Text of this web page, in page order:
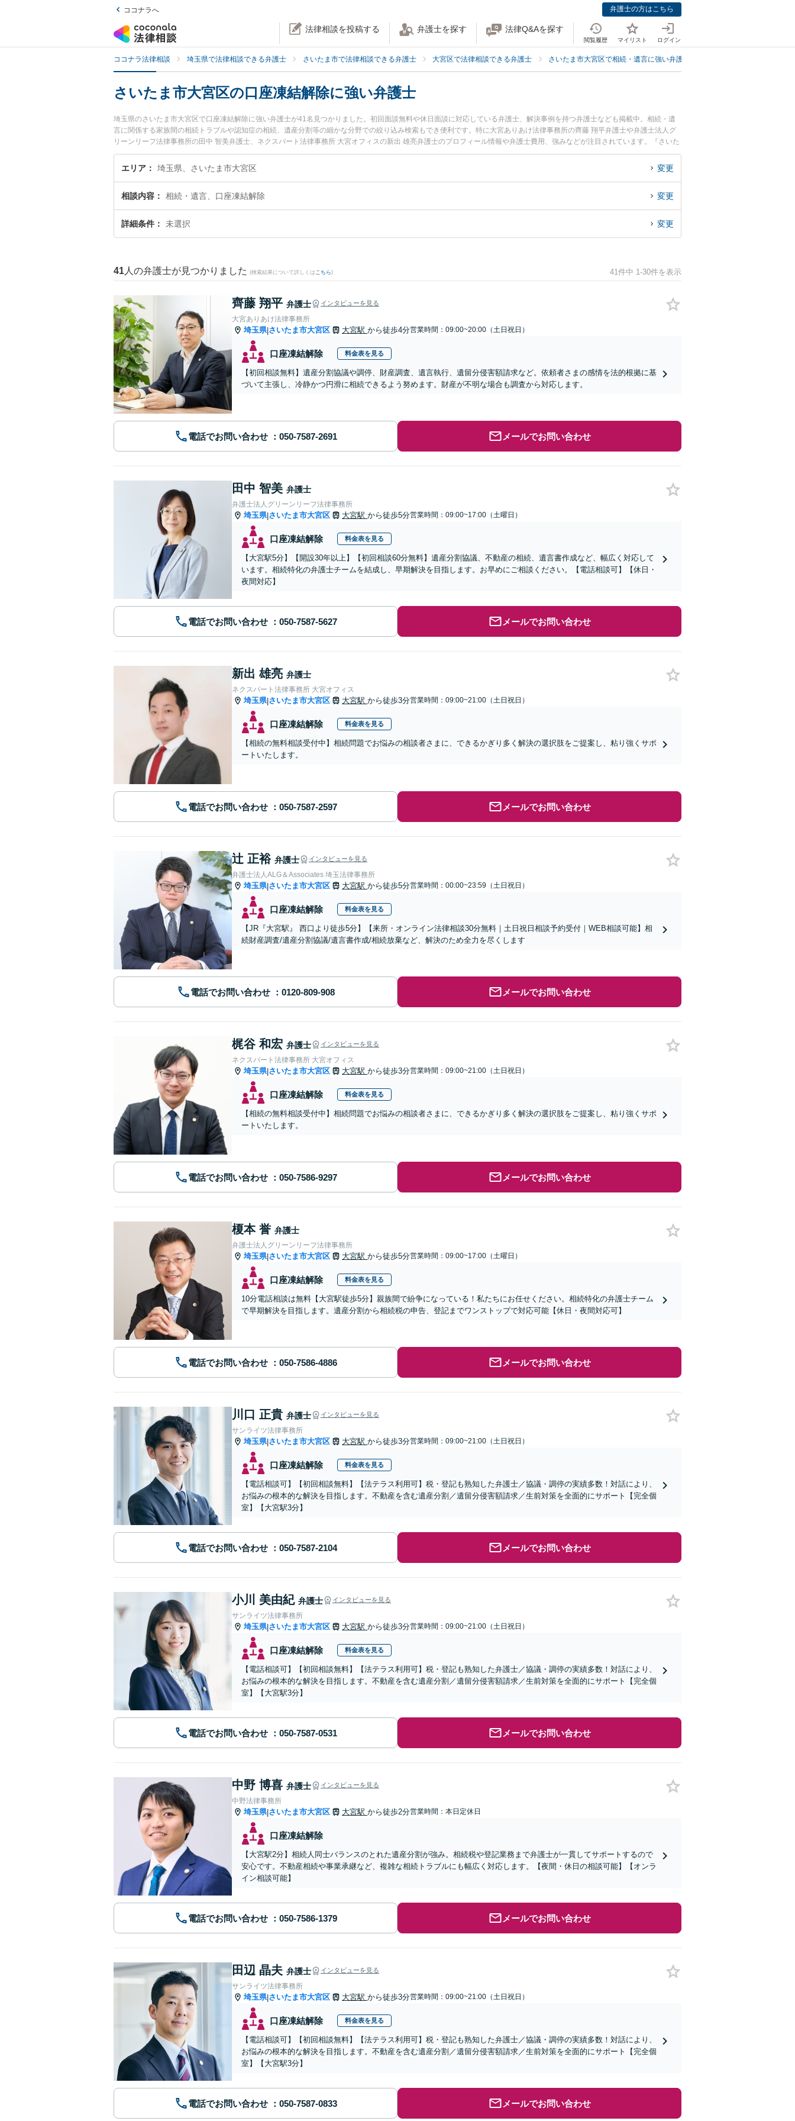
ココナラへ 弁護士の方はこちら
法律相談を投稿する 弁護士を探す 法律Q&Aを探す
閲覧履歴 マイリスト ログイン
ココナラ法律相談 埼玉県で法律相談できる弁護士 さいたま市で法律相談できる弁護士 大宮区で法律相談できる弁護士 さいたま市大宮区で相続・遺言に強い弁護士
さいたま市大宮区の口座凍結解除に強い弁護士
埼玉県のさいたま市大宮区で口座凍結解除に強い弁護士が41名見つかりました。初回面談無料や休日面談に対応している弁護士、解決事例を持つ弁護士なども掲載中。相続・遺
言に関係する家族間の相続トラブルや認知症の相続、遺産分割等の細かな分野での絞り込み検索もでき便利です。特に大宮ありあけ法律事務所の齊藤 翔平弁護士や弁護士法人グ
リーンリーフ法律事務所の田中 智美弁護士、ネクスパート法律事務所 大宮オフィスの新出 雄亮弁護士のプロフィール情報や弁護士費用、強みなどが注目されています。『さいた
ま市大宮区で土日や夜間に発生した口座凍結解除のトラブルを今すぐに弁護士に相談したい』『口座凍結解除のトラブル解決の実績豊富な近くの弁護士を検索したい』『初回相談
無料で口座凍結解除を法律相談できるさいたま市大宮区内の弁護士に相談予約したい』などでお困りの相談者さんにおすすめです。
エリア 埼玉県、さいたま市大宮区 変更
相談内容 相続・遺言、口座凍結解除 変更
詳細条件 未選択 変更
41 人の弁護士が見つかりました (検索結果について詳しくは こちら) 41件中 1-30件を表示
齊藤 翔平 弁護士 インタビューを見る
大宮ありあけ法律事務所
埼玉県|さいたま市大宮区 大宮駅 から徒歩4分営業時間：09:00~20:00（土日祝日）
口座凍結解除 料金表を見る
【初回相談無料】遺産分割協議や調停、財産調査、遺言執行、遺留分侵害額請求など。依頼者さまの感情を法的根拠に基
づいて主張し、冷静かつ円滑に相続できるよう努めます。財産が不明な場合も調査から対応します。
電話でお問い合わせ メールでお問い合わせ
田中 智美 弁護士
弁護士法人グリーンリーフ法律事務所
埼玉県|さいたま市大宮区 大宮駅 から徒歩5分営業時間：09:00~17:00（土曜日）
口座凍結解除 料金表を見る
【大宮駅5分】【開設30年以上】【初回相談60分無料】遺産分割協議、不動産の相続、遺言書作成など、幅広く対応して
います。相続特化の弁護士チームを結成し、早期解決を目指します。お早めにご相談ください。【電話相談可】【休日・
夜間対応】
電話でお問い合わせ メールでお問い合わせ
新出 雄亮 弁護士
ネクスパート法律事務所 大宮オフィス
埼玉県|さいたま市大宮区 大宮駅 から徒歩3分営業時間：09:00~21:00（土日祝日）
口座凍結解除 料金表を見る
【相続の無料相談受付中】相続問題でお悩みの相談者さまに、できるかぎり多く解決の選択肢をご提案し、粘り強くサポ
ートいたします。
電話でお問い合わせ メールでお問い合わせ
辻 正裕 弁護士 インタビューを見る
弁護士法人ALG＆Associates 埼玉法律事務所
埼玉県|さいたま市大宮区 大宮駅 から徒歩5分営業時間：00:00~23:59（土日祝日）
口座凍結解除 料金表を見る
【JR『大宮駅』 西口より徒歩5分】【来所・オンライン法律相談30分無料｜土日祝日相談予約受付｜WEB相談可能】相
続財産調査/遺産分割協議/遺言書作成/相続放棄など、解決のため全力を尽くします
電話でお問い合わせ メールでお問い合わせ
梶谷 和宏 弁護士 インタビューを見る
ネクスパート法律事務所 大宮オフィス
埼玉県|さいたま市大宮区 大宮駅 から徒歩3分営業時間：09:00~21:00（土日祝日）
口座凍結解除 料金表を見る
【相続の無料相談受付中】相続問題でお悩みの相談者さまに、できるかぎり多く解決の選択肢をご提案し、粘り強くサポ
ートいたします。
電話でお問い合わせ メールでお問い合わせ
榎本 誉 弁護士
弁護士法人グリーンリーフ法律事務所
埼玉県|さいたま市大宮区 大宮駅 から徒歩5分営業時間：09:00~17:00（土曜日）
口座凍結解除 料金表を見る
10分電話相談は無料【大宮駅徒歩5分】親族間で紛争になっている！私たちにお任せください。相続特化の弁護士チーム
で早期解決を目指します。遺産分割から相続税の申告、登記までワンストップで対応可能【休日・夜間対応可】
電話でお問い合わせ メールでお問い合わせ
川口 正貴 弁護士 インタビューを見る
サンライツ法律事務所
埼玉県|さいたま市大宮区 大宮駅 から徒歩3分営業時間：09:00~21:00（土日祝日）
口座凍結解除 料金表を見る
【電話相談可】【初回相談無料】【法テラス利用可】税・登記も熟知した弁護士／協議・調停の実績多数！対話により、
お悩みの根本的な解決を目指します。不動産を含む遺産分割／遺留分侵害額請求／生前対策を全面的にサポート【完全個
室】【大宮駅3分】
電話でお問い合わせ メールでお問い合わせ
小川 美由紀 弁護士 インタビューを見る
サンライツ法律事務所
埼玉県|さいたま市大宮区 大宮駅 から徒歩3分営業時間：09:00~21:00（土日祝日）
口座凍結解除 料金表を見る
【電話相談可】【初回相談無料】【法テラス利用可】税・登記も熟知した弁護士／協議・調停の実績多数！対話により、
お悩みの根本的な解決を目指します。不動産を含む遺産分割／遺留分侵害額請求／生前対策を全面的にサポート【完全個
室】【大宮駅3分】
電話でお問い合わせ メールでお問い合わせ
中野 博喜 弁護士 インタビューを見る
中野法律事務所
埼玉県|さいたま市大宮区 大宮駅 から徒歩2分営業時間：本日定休日
口座凍結解除
【大宮駅2分】相続人同士バランスのとれた遺産分割が強み。相続税や登記業務まで弁護士が一貫してサポートするので
安心です。不動産相続や事業承継など、複雑な相続トラブルにも幅広く対応します。【夜間・休日の相談可能】【オンラ
イン相談可能】
電話でお問い合わせ メールでお問い合わせ
田辺 晶夫 弁護士 インタビューを見る
サンライツ法律事務所
埼玉県|さいたま市大宮区 大宮駅 から徒歩3分営業時間：09:00~21:00（土日祝日）
口座凍結解除 料金表を見る
【電話相談可】【初回相談無料】【法テラス利用可】税・登記も熟知した弁護士／協議・調停の実績多数！対話により、
お悩みの根本的な解決を目指します。不動産を含む遺産分割／遺留分侵害額請求／生前対策を全面的にサポート【完全個
室】【大宮駅3分】
電話でお問い合わせ メールでお問い合わせ